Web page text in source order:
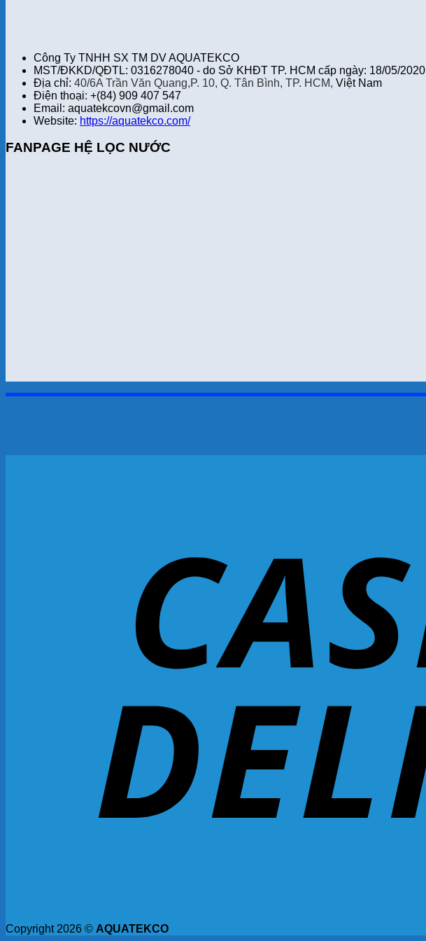
Công Ty TNHH SX TM DV AQUATEKCO
MST/ĐKKD/QĐTL: 0316278040 - do Sở KHĐT TP. HCM cấp ngày: 18/05/2020
Địa chỉ: 40/6A Trần Văn Quang,P. 10, Q. Tân Bình, TP. HCM, Việt Nam
Điện thoại: +(84) 909 407 547
Email: aquatekcovn@gmail.com
Website: https://aquatekco.com/
FANPAGE HỆ LỌC NƯỚC
Copyright 2026 © AQUATEKCO